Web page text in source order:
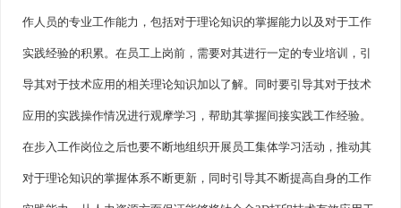
作人员的专业工作能力，包括对于理论知识的掌握能力以及对于工作
实践经验的积累。在员工上岗前，需要对其进行一定的专业培训，引
导其对于技术应用的相关理论知识加以了解。同时要引导其对于技术
应用的实践操作情况进行观摩学习，帮助其掌握间接实践工作经验。
在步入工作岗位之后也要不断地组织开展员工集体学习活动，推动其
对于理论知识的掌握体系不断更新，同时引导其不断提高自身的工作